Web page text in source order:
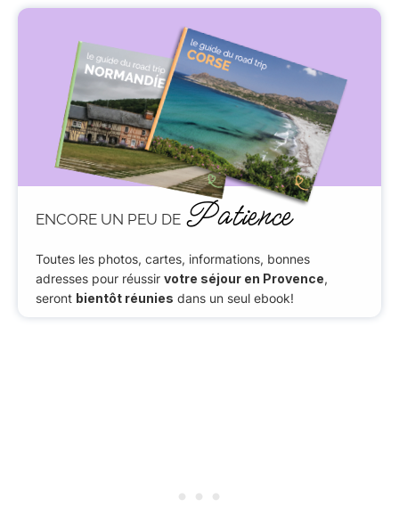
ENCORE UN PEU DE Patience
Toutes les photos, cartes, informations, bonnes
adresses pour réussir votre séjour en Provence,
seront bientôt réunies dans un seul ebook!